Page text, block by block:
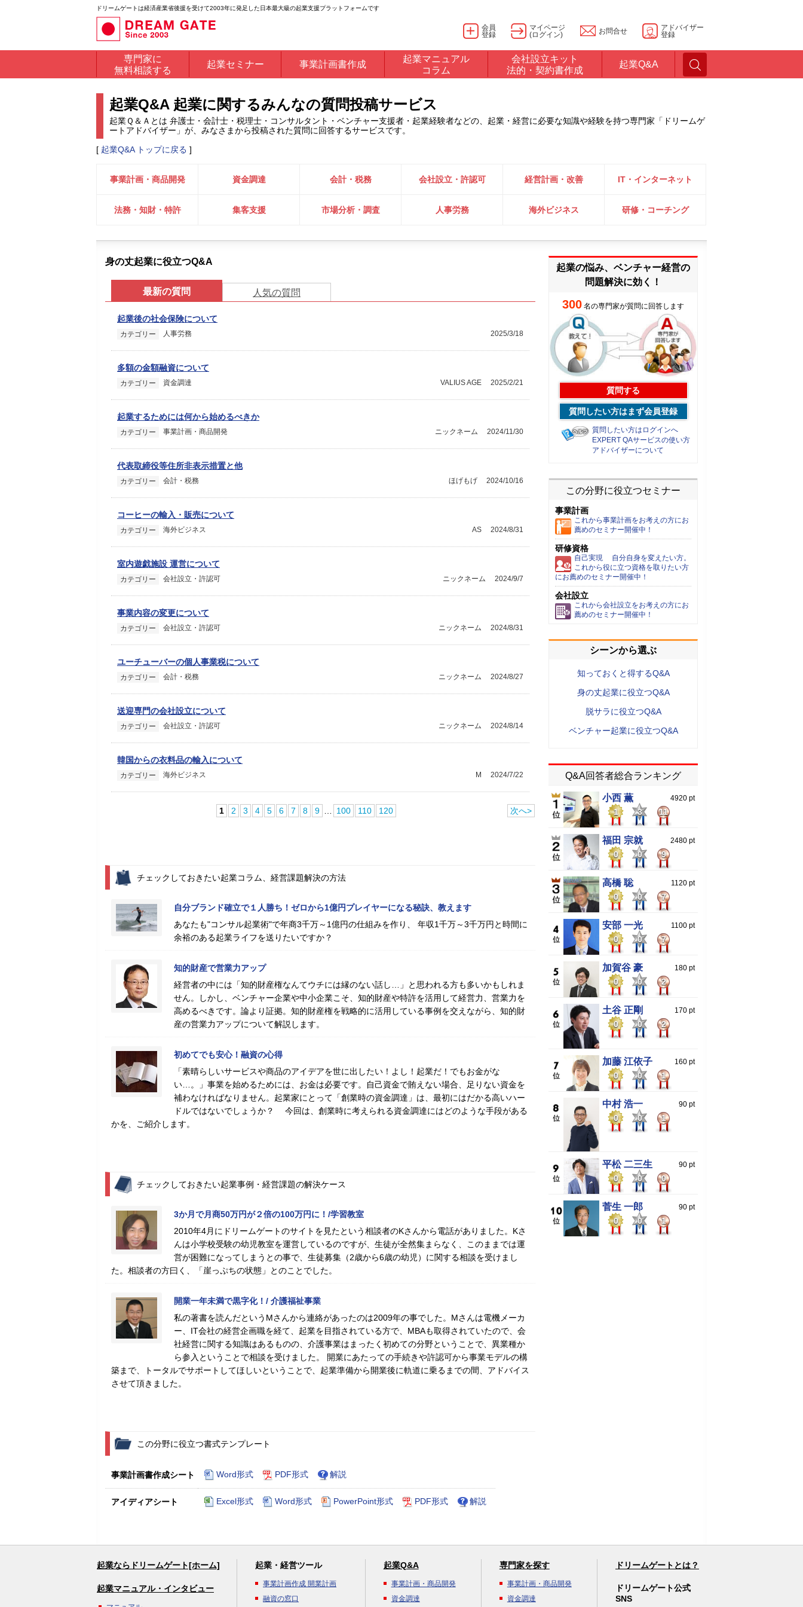
ドリームゲートは経済産業省後援を受けて2003年に発足した日本最大級の起業支援プラットフォームです
会員
登録
マイページ
(ログイン)
お問合せ
アドバイザー
登録
専門家に
無料相談する
起業セミナー 事業計画書作成
起業マニュアル
コラム
会社設立キット
法的・契約書作成
起業Q&A
起業Q&A 起業に関するみんなの質問投稿サービス
起業Ｑ＆Ａとは 弁護士・会計士・税理士・コンサルタント・ベンチャー支援者・起業経験者などの、起業・経営に必要な知識や経験を持つ専門家「ドリームゲ
ートアドバイザー」が、みなさまから投稿された質問に回答するサービスです。
[ 起業Q&A トップに戻る ]
事業計画・商品開発 資金調達 会計・税務 会社設立・許認可 経営計画・改善 IT・インターネット
法務・知財・特許 集客支援 市場分析・調査 人事労務 海外ビジネス 研修・コーチング
身の丈起業に役立つQ&A
最新の質問 人気の質問
起業後の社会保険について
カテゴリー 人事労務 2025/3/18
多額の金額融資について
カテゴリー 資金調達 2025/2/21
VALIUS AGE
起業するためには何から始めるべきか
カテゴリー 事業計画・商品開発 2024/11/30
ニックネーム
代表取締役等住所非表示措置と他
カテゴリー 会計・税務 2024/10/16
ほげもげ
コーヒーの輸入・販売について
カテゴリー 海外ビジネス 2024/8/31
AS
室内遊戯施設 運営について
カテゴリー 会社設立・許認可 2024/9/7
ニックネーム
事業内容の変更について
カテゴリー 会社設立・許認可 2024/8/31
ニックネーム
ユーチューバーの個人事業税について
カテゴリー 会計・税務 2024/8/27
ニックネーム
送迎専門の会社設立について
カテゴリー 会社設立・許認可 2024/8/14
ニックネーム
韓国からの衣料品の輸入について
カテゴリー 海外ビジネス 2024/7/22
M
1 2 3 4 5 6 7 8 9 100 110 120 次へ>
チェックしておきたい起業コラム、経営課題解決の方法
自分ブランド確立で１人勝ち！ゼロから1億円プレイヤーになる秘訣、教えます
あなたも"コンサル起業術"で年商3千万～1億円の仕組みを作り、 年収1千万～3千万円と時間に
余裕のある起業ライフを送りたいですか？
知的財産で営業力アップ
経営者の中には「知的財産権なんてウチには縁のない話し…」と思われる方も多いかもしれま
せん。しかし、ベンチャー企業や中小企業こそ、知的財産や特許を活用して経営力、営業力を
高めるべきです。論より証拠。知的財産権を戦略的に活用している事例を交えながら、知的財
産の営業力アップについて解説します。
初めてでも安心！融資の心得
「素晴らしいサービスや商品のアイデアを世に出したい！よし！起業だ！でもお金がな
い…。」事業を始めるためには、お金は必要です。自己資金で賄えない場合、足りない資金を
補わなければなりません。起業家にとって「創業時の資金調達」は、最初にはだかる高いハー
ドルではないでしょうか？ 今回は、創業時に考えられる資金調達にはどのような手段がある
かを、ご紹介します。
チェックしておきたい起業事例・経営課題の解決ケース
3か月で月商50万円が２倍の100万円に！/学習教室
2010年4月にドリームゲートのサイトを見たという相談者のKさんから電話がありました。Kさ
んは小学校受験の幼児教室を運営しているのですが、生徒が全然集まらなく、このままでは運
営が困難になってしまうとの事で、生徒募集（2歳から6歳の幼児）に関する相談を受けまし
た。相談者の方曰く、「崖っぷちの状態」とのことでした。
開業一年未満で黒字化！/ 介護福祉事業
私の著書を読んだというMさんから連絡があったのは2009年の事でした。Mさんは電機メーカ
ー、IT会社の経営企画職を経て、起業を目指されている方で、MBAも取得されていたので、会
社経営に関する知識はあるものの、介護事業はまったく初めての分野ということで、異業種か
ら参入ということで相談を受けました。 開業にあたっての手続きや許認可から事業モデルの構
築まで、トータルでサポートしてほしいということで、起業準備から開業後に軌道に乗るまでの間、アドバイス
させて頂きました。
この分野に役立つ書式テンプレート
事業計画書作成シート Word形式 PDF形式 解説
アイディアシート Excel形式 Word形式 PowerPoint形式 PDF形式 解説
起業の悩み、ベンチャー経営の
問題解決に効く！
300 名の専門家が質問に回答します
質問する
質問したい方はまず会員登録
質問したい方はログインへ
EXPERT QAサービスの使い方
アドバイザーについて
この分野に役立つセミナー
事業計画
これから事業計画をお考えの方にお
薦めのセミナー開催中！
研修資格
自己実現 自分自身を変えたい方。
これから役に立つ資格を取りたい方
にお薦めのセミナー開催中！
会社設立
これから会社設立をお考えの方にお
薦めのセミナー開催中！
シーンから選ぶ
知っておくと得するQ&A
身の丈起業に役立つQ&A
脱サラに役立つQ&A
ベンチャー起業に役立つQ&A
Q&A回答者総合ランキング
小西 薫 4920 pt
1 3 11
福田 宗就 2480 pt
0 0 9
高橋 聡 1120 pt
0 0 7
安部 一光 1100 pt
0 0 7
加賀谷 豪 180 pt
0 0 2
土谷 正剛 170 pt
0 0 2
加藤 江依子 160 pt
0 0 1
中村 浩一 90 pt
0 0 1
平松 二三生 90 pt
0 0 0
菅生 一郎 90 pt
0 0 1
起業ならドリームゲート[ホーム]
起業マニュアル・インタビュー
起業・経営ツール
事業計画作成 開業計画
融資の窓口
起業Q&A
事業計画・商品開発
資金調達
専門家を探す
事業計画・商品開発
資金調達
ドリームゲートとは？
ドリームゲート公式
SNS